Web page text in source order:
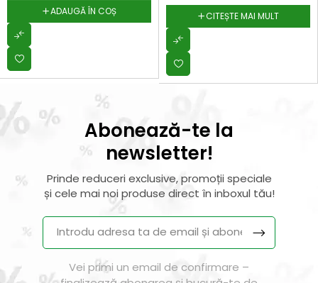
ADAUGĂ ÎN COȘ CITEȘTE MAI MULT
Abonează-te la
newsletter!
Prinde reduceri exclusive, promoții speciale
și cele mai noi produse direct în inboxul tău!
Vei primi un email de confirmare –